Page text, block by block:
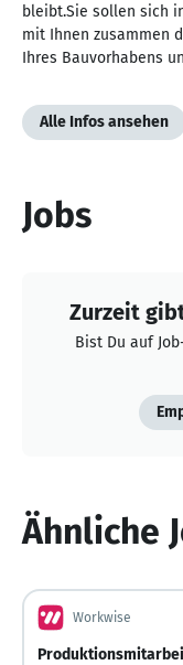
bleibt.Sie sollen sich
mit Ihnen zusammen
Ihres Bauvorhabens
Alle Infos ansehen
Jobs
Zurzeit
Bist Du auf
Ähnliche
Workwise